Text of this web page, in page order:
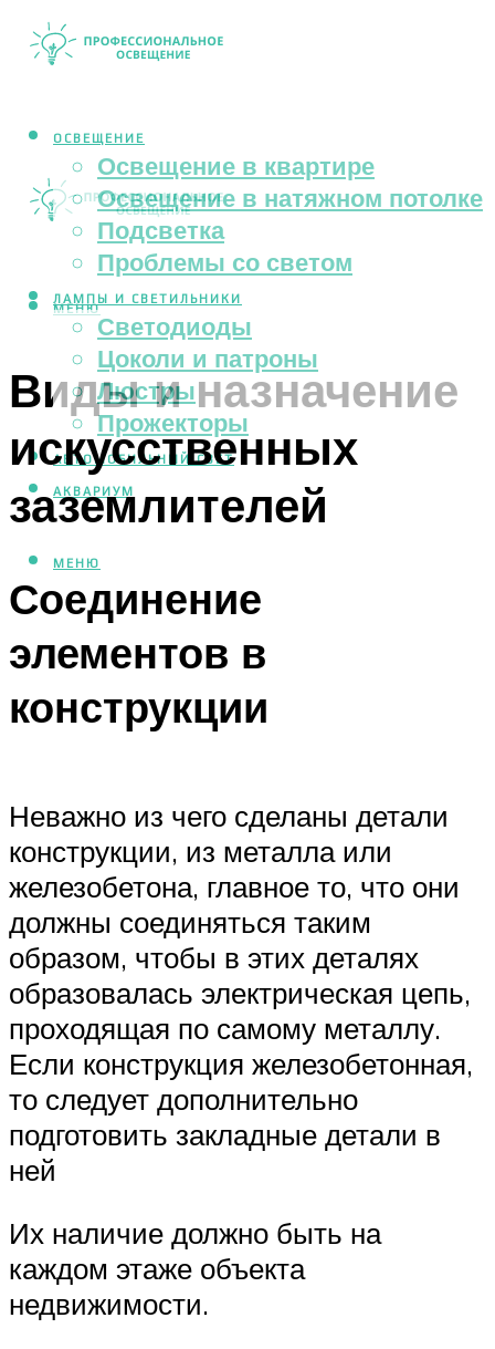
ОСВЕЩЕНИЕ
Освещение в квартире
Освещение в натяжном потолке
Подсветка
Проблемы со светом
ЛАМПЫ И СВЕТИЛЬНИКИ
Светодиоды
Цоколи и патроны
Люстры
Прожекторы
АВТОМОБИЛЬНЫЙ СВЕТ
АКВАРИУМ
МЕНЮ
МЕНЮ
Виды и назначение
искусственных
заземлителей
Соединение
элементов в
конструкции
Неважно из чего сделаны детали
конструкции, из металла или
железобетона, главное то, что они
должны соединяться таким
образом, чтобы в этих деталях
образовалась электрическая цепь,
проходящая по самому металлу.
Если конструкция железобетонная,
то следует дополнительно
подготовить закладные детали в
ней
Их наличие должно быть на
каждом этаже объекта
недвижимости.